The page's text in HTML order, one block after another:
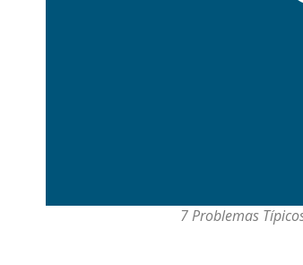
7 Problemas